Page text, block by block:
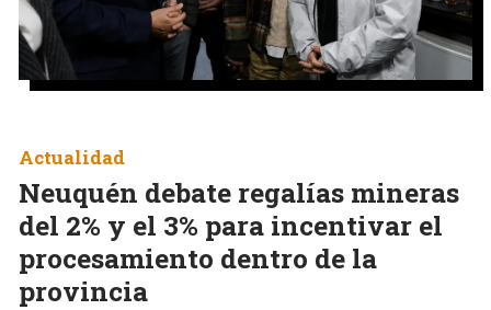
Neuquén debate regalías mineras
del 2% y el 3% para incentivar el
procesamiento dentro de la
provincia
Actualidad